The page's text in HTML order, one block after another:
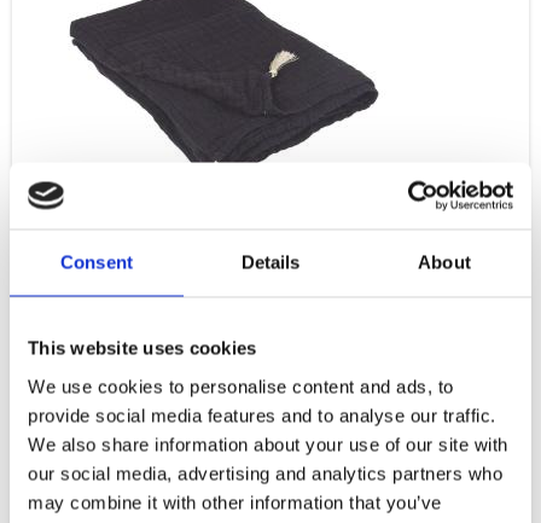
Consent Details About
This website uses cookies
We use cookies to personalise content and ads, to
provide social media features and to analyse our traffic.
We also share information about your use of our site with
our social media, advertising and analytics partners who
may combine it with other information that you’ve